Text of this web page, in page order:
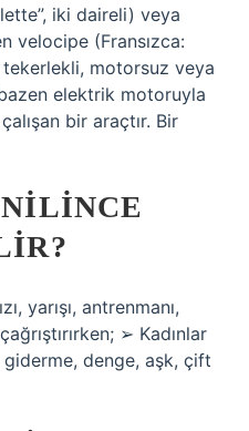
iki daireli) veya
velocipe (Fransızca:
motorsuz veya
elektrik motoruyla
bir araçtır. Bir
yarışı, antrenmanı,
➢ Kadınlar
denge, aşk, çift